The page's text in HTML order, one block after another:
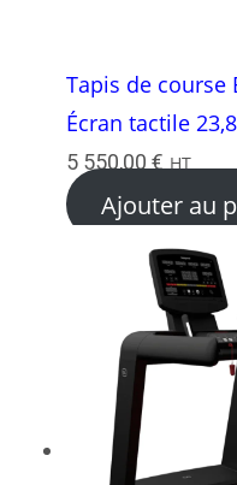
Tapis de course
Écran tactile 23,8
5 550,00 € HT
Ajouter au